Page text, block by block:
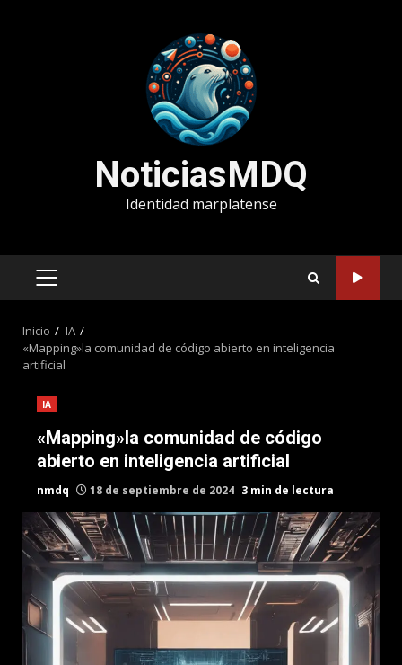
NoticiasMDQ
Identidad marplatense
MENÚ
Inicio
IA
«Mapping»la comunidad de código abierto en inteligencia
artificial
IA
«Mapping»la comunidad de código
abierto en inteligencia artificial
nmdq 18 de septiembre de 2024 3 min de lectura